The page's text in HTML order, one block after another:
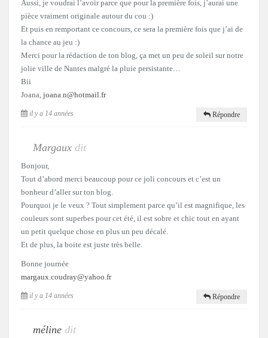
Aussi, je voudrai l’avoir parce que pour la première fois, j’aurai une
pièce vraiment originale autour du cou :)
Et puis en remportant ce concours, ce sera la première fois que j’ai de
la chance au jeu :)
Merci pour la rédaction de ton blog, ça met un peu de soleil sur notre
jolie ville de Nantes malgré la pluie persistante…
Bii
Joana, joana.n@hotmail.fr
il y a 14 années Répondre
Margaux dit
Bonjour,
Tout d’abord merci beaucoup pour ce joli concours et c’est un
bonheur d’aller sur ton blog.
Pourquoi je le veux ? Tout simplement parce qu’il est magnifique, les
couleurs sont superbes pour cet été, il est sobre et chic tout en ayant
un petit quelque chose en plus un peu décalé.
Et de plus, la boite est juste très belle.
Bonne journée
margaux.coudray@yahoo.fr
il y a 14 années Répondre
méline dit